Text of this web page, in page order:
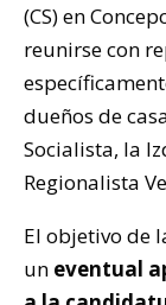
(CS) en
reunirse con
dueños de
Socialista, la
Regionalista
El objetivo de
un eventual